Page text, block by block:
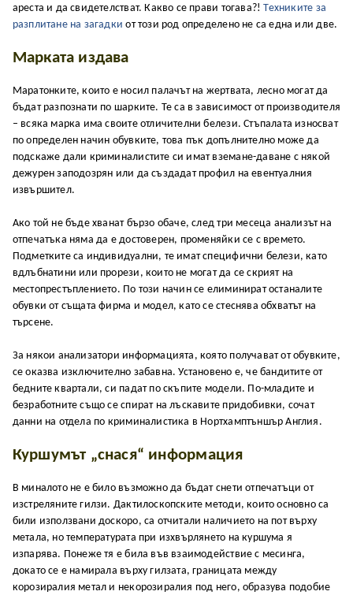
ареста и да свидетелстват. Какво се прави тогава?!Техниките за
разплитане на загадки от този род определено не са една или две.
Марката издава
Маратонките, които е носил палачът на жертвата, лесно могат да
бъдат разпознати по шарките. Те са в зависимост от производителя
– всяка марка има своите отличителни белези. Стъпалата износват
по определен начин обувките, това пък допълнително може да
подскаже дали криминалистите си имат вземане-даване с някой
дежурен заподозрян или да създадат профил на евентуалния
извършител.
Ако той не бъде хванат бързо обаче, след три месеца анализът на
отпечатъка няма да е достоверен, променяйки се с времето.
Подметките са индивидуални, те имат специфични белези, като
вдлъбнатини или прорези, които не могат да се скрият на
местопрестъплението. По този начин се елиминират останалите
обувки от същата фирма и модел, като се стеснява обхватът на
търсене.
За някои анализатори информацията, която получават от обувките,
се оказва изключително забавна. Установено е, че бандитите от
бедните квартали, си падат по скъпите модели. По-младите и
безработните също се спират на лъскавите придобивки, сочат
данни на отдела по криминалистика в Нортхамптъншър Англия.
Куршумът „снася“ информация
В миналото не е било възможно да бъдат снети отпечатъци от
изстреляните гилзи. Дактилоскопските методи, които основно са
били използвани доскоро, са отчитали наличието на пот върху
метала, но температурата при изхвърлянето на куршума я
изпарява. Понеже тя е била във взаимодействие с месинга,
докато се е намирала върху гилзата, границата между
корозиралия метал и некорозиралия под него, образува подобие